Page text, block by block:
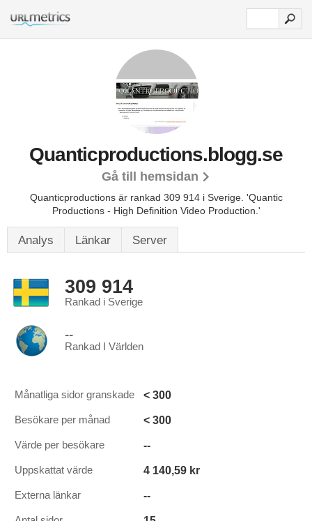
Quanticproductions.blogg.se
Gå till hemsidan
Quanticproductions är rankad 309 914 i Sverige. 'Quantic
Productions - High Definition Video Production.'
Analys Länkar Server
309 914
Rankad i Sverige
--
Rankad I Världen
Månatliga sidor granskade < 300
Besökare per månad < 300
Värde per besökare --
Uppskattat värde 4 140,59 kr
Externa länkar --